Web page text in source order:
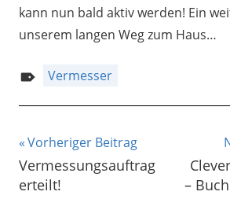
kann nun bald aktiv werden! Ein
unserem langen Weg zum Haus…
Vermesser
Beitragsnavigation
Vorheriger Beitrag
Vermessungsauftrag
erteilt!
–